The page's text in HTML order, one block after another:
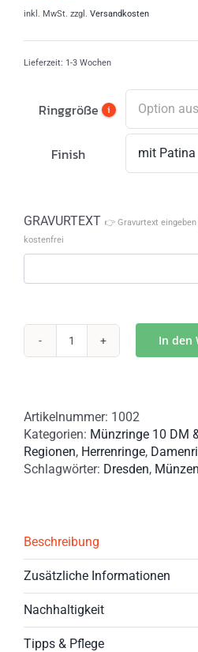
inkl. MwSt. zzgl. Versandkosten
Lieferzeit: 1-3 Wochen
Ringgröße i
Finish mit Patina
GRAVURTEXT 👉 Gravurtext
kostenfrei
Handgefertigter
10
Euro
Münze
–
Menge
In den
Artikelnummer: 1002
Kategorien: Münzringe 10 DM
Regionen, Herrenringe,
Schlagwörter: Dresden,
Beschreibung
Zusätzliche Informationen
Nachhaltigkeit
Tipps & Pflege